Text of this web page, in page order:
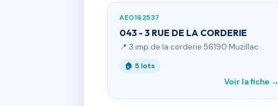
AE0162537
043 - 3 RUE DE LA CORDERIE
📍 3 imp de la corderie 56190 Muzillac
🏠 5 lots
Voir la fiche →